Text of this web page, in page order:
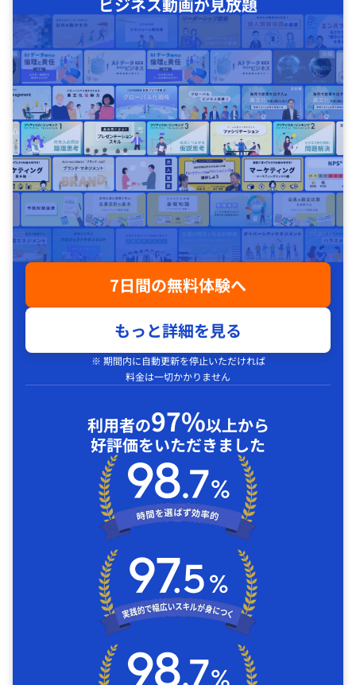
7日間の無料体験へ
もっと詳細を見る
※ 期間内に自動更新を停止いただければ
料金は一切かかりません
利用者の97%以上から
好評価をいただきました